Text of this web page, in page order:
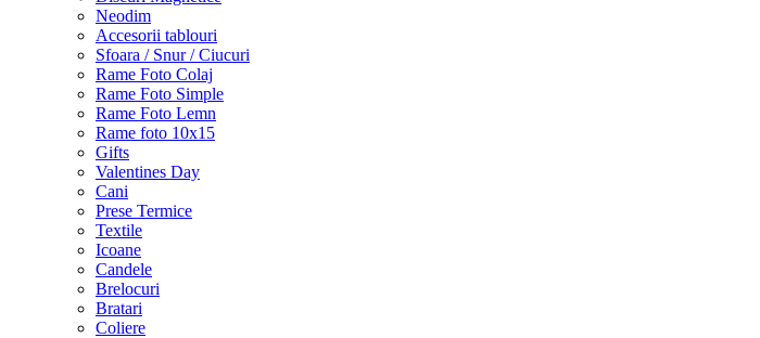
Neodim
Accesorii tablouri
Sfoara / Snur / Ciucuri
Rame Foto Colaj
Rame Foto Simple
Rame Foto Lemn
Rame foto 10x15
Gifts
Valentines Day
Cani
Prese Termice
Textile
Icoane
Candele
Brelocuri
Bratari
Coliere